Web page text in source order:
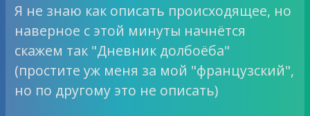
Я не знаю как описать происходящее, но
наверное с этой минуты начнётся
скажем так "Дневник долбоёба"
(простите уж меня за мой "французский",
но по другому это не описать)